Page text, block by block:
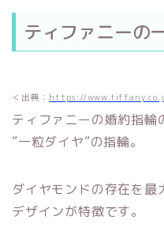
ティファニーの
＜出典： https://
ティファニーの婚約指輪
”一粒ダイヤ”の指輪。
ダイヤモンドの存在を最
デザインが特徴です。